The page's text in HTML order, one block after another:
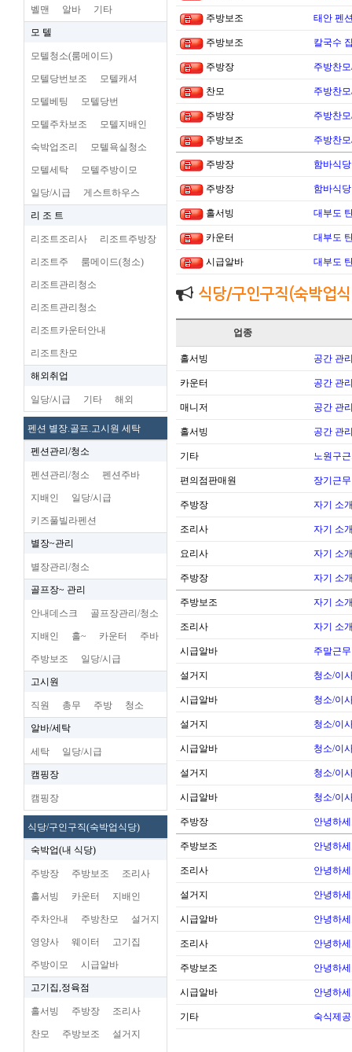
벨맨 알바 기타
모 텔
모텔청소(룸메이드)
모텔당번보조 모텔캐셔
모텔베팅 모텔당번
모텔주차보조 모텔지배인
숙박업조리 모텔욕실청소
모텔세탁 모텔주방이모
일당/시급 게스트하우스
리 조 트
리조트조리사 리조트주방장
리조트주 룸메이드(청소)
리조트관리청소
리조트관리청소
리조트카운터안내
리조트찬모
해외취업
일당/시급 기타 해외
펜션 별장.골프.고시원 세탁
펜션관리/청소
펜션관리/청소 펜션주바
지배인 일당/시급
키즈풀빌라펜션
별장~관리
별장관리/청소
골프장~ 관리
안내데스크 골프장관리/청소
지배인 홀~ 카운터 주바
주방보조 일당/시급
고시원
직원 총무 주방 청소
알바/세탁
세탁 일당/시급
캠핑장
캠핑장
식당/구인구직(숙박업식당)
숙박업(내 식당)
주방장 주방보조 조리사
홀서빙 카운터 지배인
주차안내 주방찬모 설거지
영양사 웨이터 고기집
주방이모 시급알바
고기집,정육점
홀서빙 주방장 조리사
찬모 주방보조 설거지
주방보조 태안 펜
주방보조 칼국수
주방장 주방찬
찬모 주방찬
주방장 주방찬
주방보조 주방찬
주방장 함바식
주방장 함바식
홀서빙 대부도
카운터 대부도
시급알바 대부도
식당/구인구직(숙박업
업종
홀서빙 공간 관
카운터 공간 관
매니저 공간 관
홀서빙 공간 관
기타 노원구
편의점판매원 장기근
주방장 자기 소
조리사 자기 소
요리사 자기 소
주방장 자기 소
주방보조 자기 소
조리사 자기 소
시급알바 주말근
설거지 청소/이
시급알바 청소/이
설거지 청소/이
시급알바 청소/이
설거지 청소/이
시급알바 청소/이
주방장 안녕하
주방보조 안녕하
조리사 안녕하
설거지 안녕하
시급알바 안녕하
조리사 안녕하
주방보조 안녕하
시급알바 안녕하
기타 숙식제